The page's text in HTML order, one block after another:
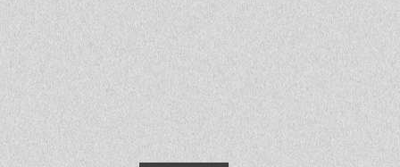
はじめましての方へ 私たちの想い
オーダーメイドの住まい
素材のこだわり
住まいの特性
家づくりの流れ
施
ス
イ
気
よ